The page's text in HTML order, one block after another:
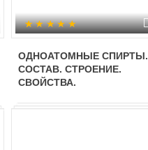
ОДНОАТОМНЫЕ СПИРТЫ.
СОСТАВ. СТРОЕНИЕ.
СВОЙСТВА.